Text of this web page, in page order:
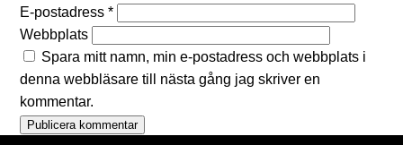
E-postadress*
Webbplats
Spara mitt namn, min e-postadress och webbplats i
denna webbläsare till nästa gång jag skriver en
kommentar.